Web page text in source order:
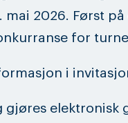
mai 2026. Først
for
i
gjøres elektronisk